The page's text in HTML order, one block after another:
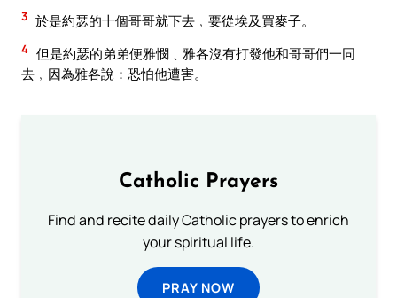
3 於是約瑟的十個哥哥就下去﹐要從埃及買麥子。
4 但是約瑟的弟弟便雅憫﹑雅各沒有打發他和哥哥們一同
去﹐因為雅各說：恐怕他遭害。
Catholic Prayers
Find and recite daily Catholic prayers to enrich
your spiritual life.
PRAY NOW